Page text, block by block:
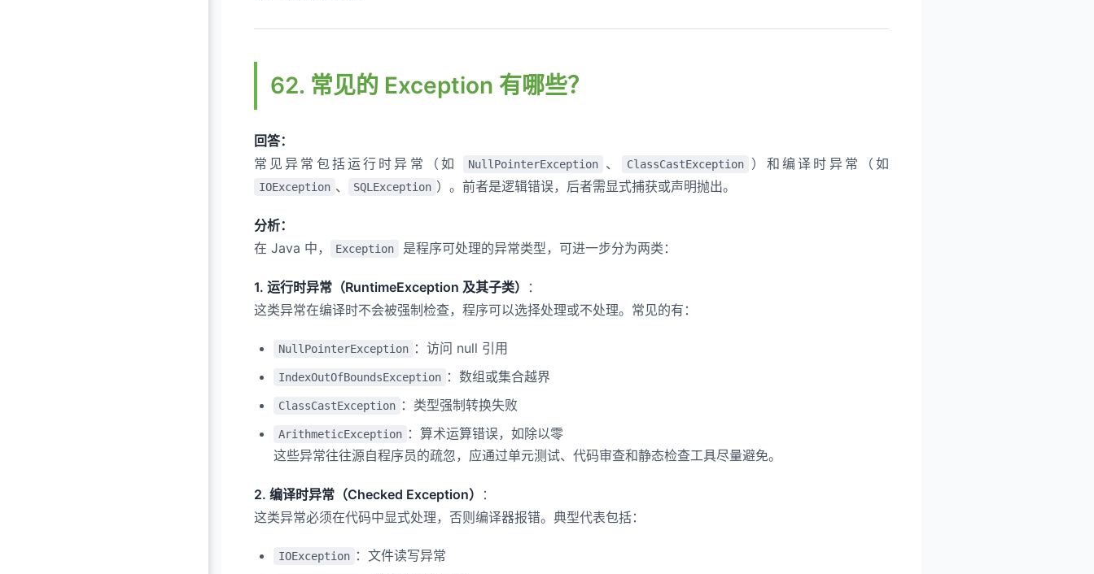
62. 常见的 Exception 有哪些？
回答：
常见异常包括运行时异常（如
NullPointerException 、 ClassCastException ）和编译时异常（如
IOException 、 SQLException ）。前者是逻辑错误，后者需显式捕获或声明抛出。
分析：
在 Java 中，
Exception 是程序可处理的异常类型，可进一步分为两类：
1. 运行时异常（RuntimeException 及其子类）
：
这类异常在编译时不会被强制检查，程序可以选择处理或不处理。常见的有：
NullPointerException ：访问 null 引用
IndexOutOfBoundsException ：数组或集合越界
ClassCastException ：类型强制转换失败
ArithmeticException ：算术运算错误，如除以零
这些异常往往源自程序员的疏忽，应通过单元测试、代码审查和静态检查工具尽量避免。
2. 编译时异常（Checked Exception）
：
这类异常必须在代码中显式处理，否则编译器报错。典型代表包括：
IOException ：文件读写异常